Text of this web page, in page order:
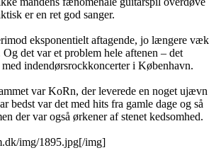
er en ret god sanger.
eksponentielt aftagende, jo længere væk
Og det var et problem hele aftenen – det
indendørsrockkoncerter i København.
var KoRn, der leverede en noget ujævn
bedst var det med hits fra gamle dage og så
der var også ørkener af stenet kedsomhed.
img/1895.jpg[/img]